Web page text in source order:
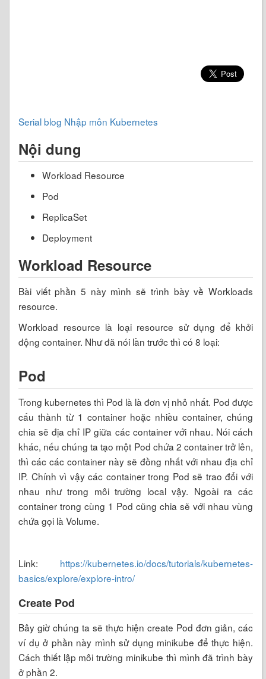
Serial blog Nhập môn Kubernetes
Nội dung
Workload Resource
Pod
ReplicaSet
Deployment
Workload Resource
Bài viết phần 5 này mình sẽ trình bày về Workloads
resource.
Workload resource là loại resource sử dụng để khởi
động container. Như đã nói lần trước thì có 8 loại:
Pod
Trong kubernetes thì Pod là là đơn vị nhỏ nhất. Pod được
cấu thành từ 1 container hoặc nhiều container, chúng
chia sẽ địa chỉ IP giữa các container với nhau. Nói cách
khác, nếu chúng ta tạo một Pod chứa 2 container trở lên,
thì các các container này sẽ đồng nhất với nhau địa chỉ
IP. Chính vì vậy các container trong Pod sẽ trao đổi với
nhau như trong môi trường local vậy. Ngoài ra các
container trong cùng 1 Pod cũng chia sẽ với nhau vùng
chứa gọi là Volume.
Link: https://kubernetes.io/docs/tutorials/kubernetes-
basics/explore/explore-intro/
Create Pod
Bây giờ chúng ta sẽ thực hiện create Pod đơn giản, các
ví dụ ở phần này mình sử dụng minikube để thực hiện.
Cách thiết lập môi trường minikube thì mình đã trình bày
ở phần 2.